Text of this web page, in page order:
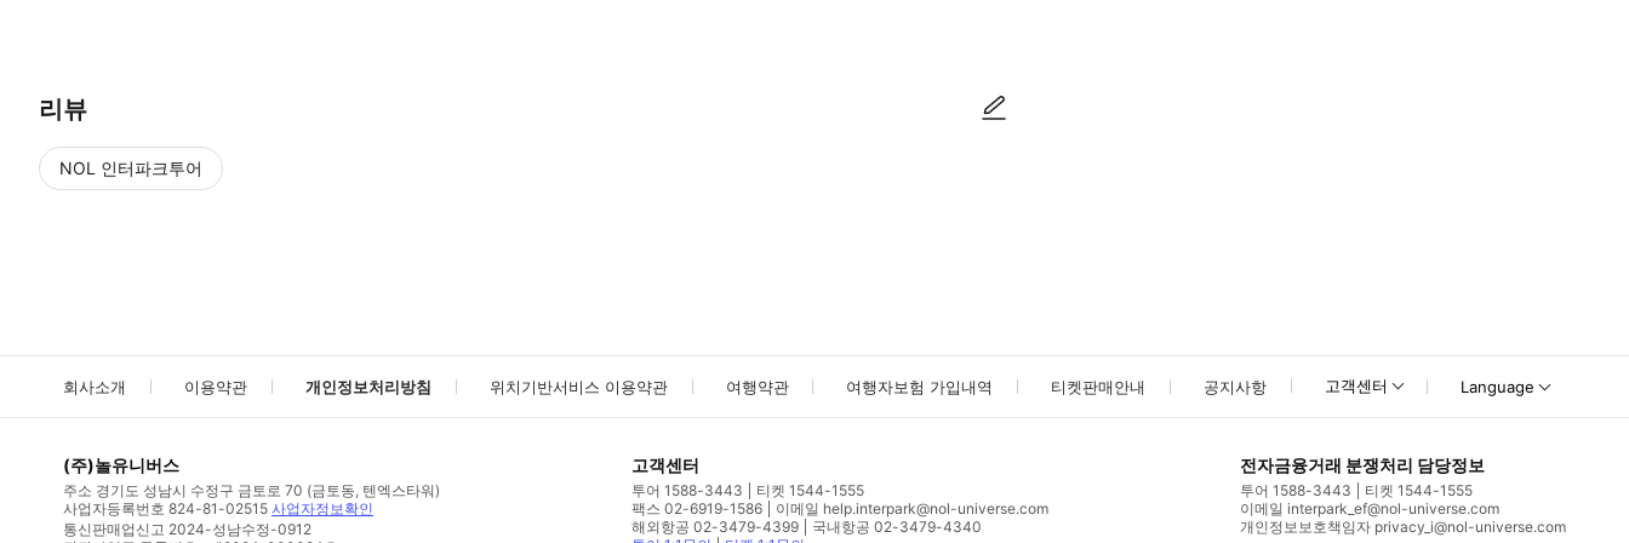
리뷰
NOL 인터파크투어
회사소개 이용약관 개인정보처리방침 위치기반서비스 이용약관 여행약관 여행자보험 가입내역 티켓판매안내 공지사항 고객센터 Language
(주)놀유니버스
주소 경기도 성남시 수정구 금토로 70 (금토동, 텐엑스타워)
사업자등록번호 824-81-02515 사업자정보확인
통신판매업신고 2024-성남수정-0912
고객센터
투어 1588-3443
티켓 1544-1555
팩스 02-6919-1586
이메일 help.interpark@nol-universe.com
해외항공 02-3479-4399
국내항공 02-3479-4340
전자금융거래 분쟁처리 담당정보
투어 1588-3443
티켓 1544-1555
이메일 interpark_ef@nol-universe.com
개인정보보호책임자 privacy_i@nol-universe.com